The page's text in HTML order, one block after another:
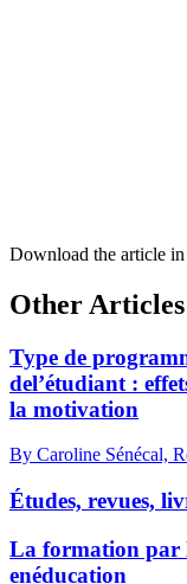
Download the article
Other
Type de
del’étudiant :
la motivation
By Caroline Sénécal,
Études, revues,
La formation par
enéducation